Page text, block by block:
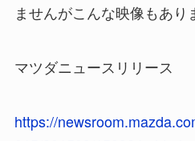
ませんがこんな映像もあり
マツダニュースリリース
https://